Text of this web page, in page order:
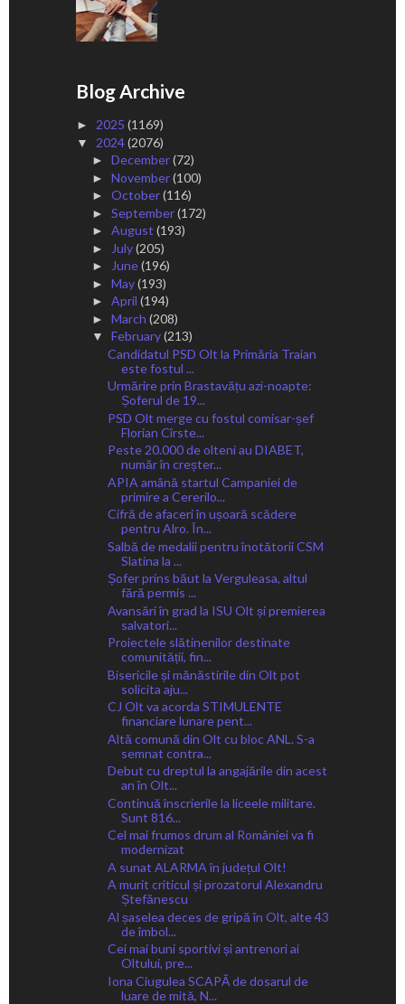
Blog Archive
► 2025 (1169)
▼ 2024(2076)
► December(72)
► November(100)
► October(116)
► September(172)
► August (193)
► July(205)
► June(196)
► May(193)
► April (194)
► March (208)
▼ February(213)
Candidatul PSD Olt la Primăria Traian
este fostul ...
Urmărire prin Brastavățu azi-noapte:
Șoferul de 19...
PSD Olt merge cu fostul comisar-șef
Florian Cîrste...
Peste 20.000 de olteni au DIABET,
număr în creșter...
APIA amână startul Campaniei de
primire a Cererilo...
Cifră de afaceri în ușoară scădere
pentru Alro. În...
Salbă de medalii pentru înotătorii CSM
Slatina la ...
Șofer prins băut la Verguleasa, altul
fără permis ...
Avansări în grad la ISU Olt și premierea
salvatori...
Proiectele slătinenilor destinate
comunității, fin...
Bisericile și mănăstirile din Olt pot
solicita aju...
CJ Olt va acorda STIMULENTE
financiare lunare pent...
Altă comună din Olt cu bloc ANL. S-a
semnat contra...
Debut cu dreptul la angajările din acest
an în Olt...
Continuă înscrierile la liceele militare.
Sunt 816...
Cel mai frumos drum al României va fi
modernizat
A sunat ALARMA în județul Olt!
A murit criticul și prozatorul Alexandru
Ștefănescu
Al șaselea deces de gripă în Olt, alte 43
de îmbol...
Cei mai buni sportivi și antrenori ai
Oltului, pre...
Iona Ciugulea SCAPĂ de dosarul de
luare de mită, N...